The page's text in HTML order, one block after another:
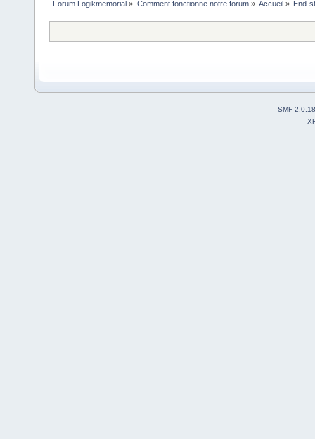
Forum Logikmemorial » Comment fonctionne notre forum» Accueil» End-
SMF 2.0.18